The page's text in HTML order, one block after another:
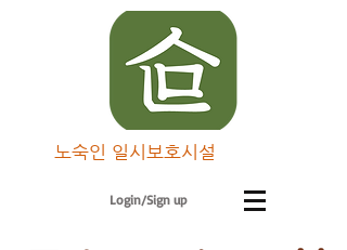
노숙인 일시보호시설
Login/Sign up